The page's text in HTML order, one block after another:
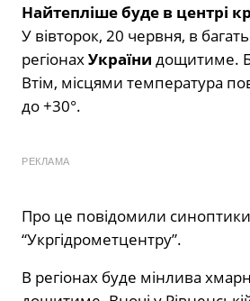
Найтепліше буде в центрі
У вівторок, 20 червня, в
регіонахУкраїни дощитиме.
Втім, місцями температура
до +30°.
РЕКЛАМА
Про це повідомили синоптики
“Укргідрометцентру”.
В регіонах буде мінлива